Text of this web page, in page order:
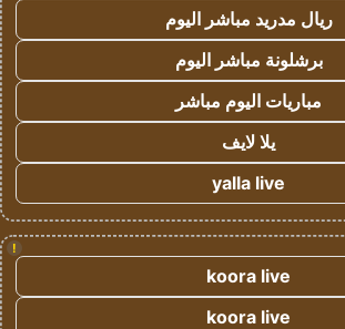
ريال مدريد مباشر اليوم
برشلونة مباشر اليوم
مباريات اليوم مباشر
يلا لايف
yalla live
!
koora live
koora live